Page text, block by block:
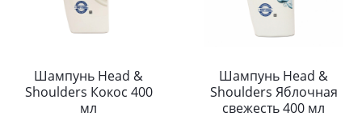
Шампунь Head &
Shoulders Кокос 400
мл
Шампунь Head &
Shoulders Яблочная
свежесть 400 мл